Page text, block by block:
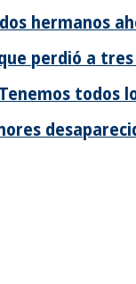
hermanos
perdió a tres
todos